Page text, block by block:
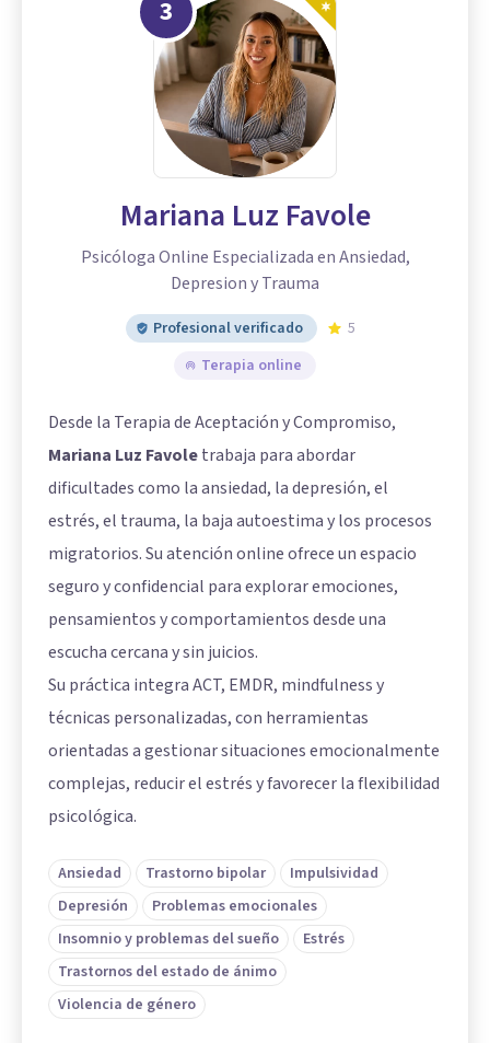
3
Mariana Luz Favole
Psicóloga Online Especializada en Ansiedad,
Depresion y Trauma
Profesional verificado
5
Terapia online
Desde la Terapia de Aceptación y Compromiso,
Mariana Luz Favoletrabaja para abordar
dificultades como la ansiedad, la depresión, el
estrés, el trauma, la baja autoestima y los procesos
migratorios. Su atención online ofrece un espacio
seguro y confidencial para explorar emociones,
pensamientos y comportamientos desde una
escucha cercana y sin juicios.
Su práctica integra ACT, EMDR, mindfulness y
técnicas personalizadas, con herramientas
orientadas a gestionar situaciones emocionalmente
complejas, reducir el estrés y favorecer la flexibilidad
psicológica.
Ansiedad Trastorno bipolar
Impulsividad
Depresión
Problemas emocionales
Insomnio y problemas del sueño
Estrés
Trastornos del estado de ánimo
Violencia de género